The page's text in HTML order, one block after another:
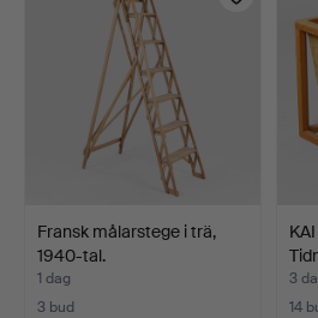
Fransk målarstege i trä,
1940-tal.
1 dag
3 bud
3
14